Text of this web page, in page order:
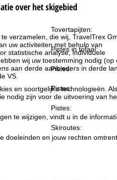
verzamelen, die wij, TravelTrex
uw activiteiten met behulp van
statistische analyse, individuele
wij uw toestemming nodig (op
aan derde aanbieders in derde
VS.
en soortgelijke technologieën.
nodig zijn voor de uitvoering van
te wijzigen, vindt u in de
doeleinden en jouw rechten omtrent
over het skigebied
Tovertapijten:
Pistes in totaal:
Pistes:
Pistes:
Pistes:
Skiroutes: